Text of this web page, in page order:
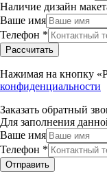
Наличие дизайн
Ваше имя
Телефон *
Рассчитать
Нажимая на кнопку
конфиденциальности
Заказать обратный
Для заполнения
Ваше имя
Телефон *
Отправить